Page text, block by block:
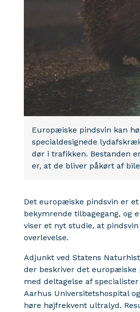
Europæiske pindsvin kan
specialdesignede
dør i trafikken. Bestanden
er, at de bliver påkørt af
Det europæiske pindsvin er
bekymrende tilbagegang, og
viser et nyt studie, at
overlevelse.
Adjunkt ved Statens
der beskriver det europæiske
med deltagelse af
Aarhus Universitetshospital
høre højfrekvent ultralyd.